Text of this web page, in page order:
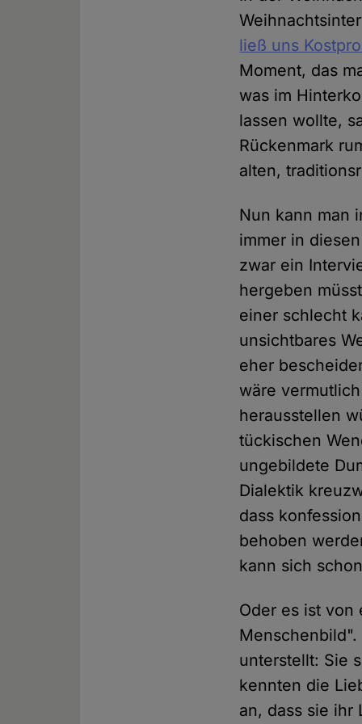
ließ uns
Moment, das
was im
lassen wollte,
Rückenmark
alten,
Nun kann man
immer in
zwar ein
hergeben
einer schlecht
unsichtbares
eher
wäre
herausstellen
tückischen
ungebildete
Dialektik
dass
behoben
kann sich
Oder es ist
unterstellt: Sie
kennten die
an, dass sie ihr